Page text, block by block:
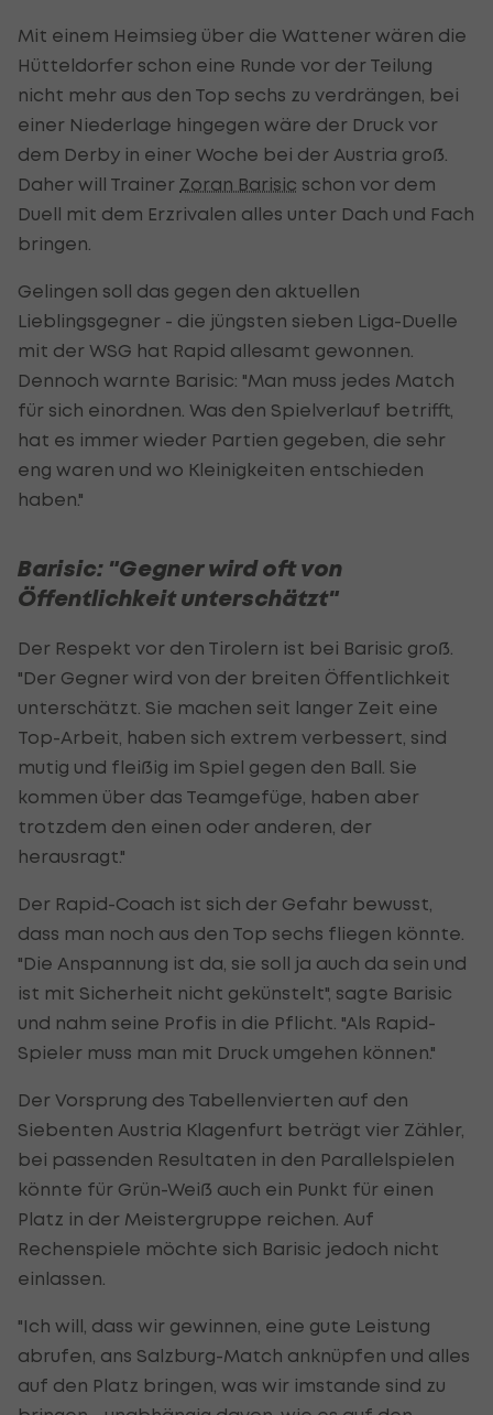
Mit einem Heimsieg über die Wattener wären die
Hütteldorfer schon eine Runde vor der Teilung
nicht mehr aus den Top sechs zu verdrängen, bei
einer Niederlage hingegen wäre der Druck vor
dem Derby in einer Woche bei der Austria groß.
Daher will Trainer Zoran Barisic schon vor dem
Duell mit dem Erzrivalen alles unter Dach und Fach
bringen.
Gelingen soll das gegen den aktuellen
Lieblingsgegner - die jüngsten sieben Liga-Duelle
mit der WSG hat Rapid allesamt gewonnen.
Dennoch warnte Barisic: "Man muss jedes Match
für sich einordnen. Was den Spielverlauf betrifft,
hat es immer wieder Partien gegeben, die sehr
eng waren und wo Kleinigkeiten entschieden
haben."
Barisic: "Gegner wird oft von
Öffentlichkeit unterschätzt"
Der Respekt vor den Tirolern ist bei Barisic groß.
"Der Gegner wird von der breiten Öffentlichkeit
unterschätzt. Sie machen seit langer Zeit eine
Top-Arbeit, haben sich extrem verbessert, sind
mutig und fleißig im Spiel gegen den Ball. Sie
kommen über das Teamgefüge, haben aber
trotzdem den einen oder anderen, der
herausragt."
Der Rapid-Coach ist sich der Gefahr bewusst,
dass man noch aus den Top sechs fliegen könnte.
"Die Anspannung ist da, sie soll ja auch da sein und
ist mit Sicherheit nicht gekünstelt", sagte Barisic
und nahm seine Profis in die Pflicht. "Als Rapid-
Spieler muss man mit Druck umgehen können."
Der Vorsprung des Tabellenvierten auf den
Siebenten Austria Klagenfurt beträgt vier Zähler,
bei passenden Resultaten in den Parallelspielen
könnte für Grün-Weiß auch ein Punkt für einen
Platz in der Meistergruppe reichen. Auf
Rechenspiele möchte sich Barisic jedoch nicht
einlassen.
"Ich will, dass wir gewinnen, eine gute Leistung
abrufen, ans Salzburg-Match anknüpfen und alles
auf den Platz bringen, was wir imstande sind zu